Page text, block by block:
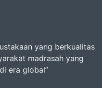
yang berkualitas
madrasah yang
era global”